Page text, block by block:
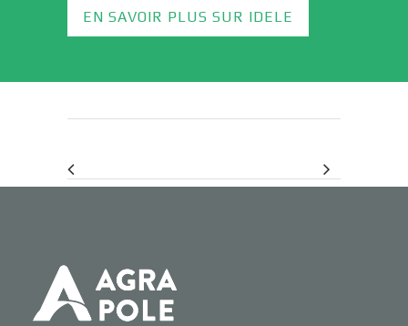
EN SAVOIR PLUS SUR IDELE